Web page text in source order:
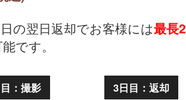
の翌日返却でお客様には最長2
です。
：撮影
3日目：返却